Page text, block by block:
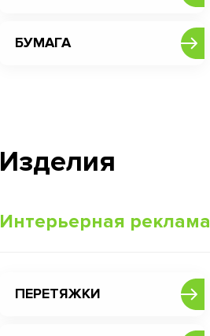
БУМАГА
Изделия
Интерьерная реклама
ПЕРЕТЯЖКИ